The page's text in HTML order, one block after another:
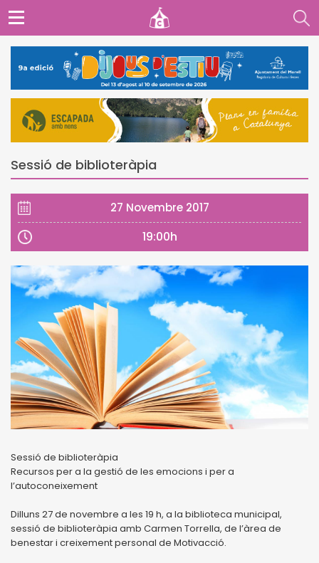
Sessió de biblioteràpia
27 Novembre 2017
19:00h
Sessió de biblioteràpia
Recursos per a la gestió de les emocions i per a
l’autoconeixement
Dilluns 27 de novembre a les 19 h, a la biblioteca municipal,
sessió de biblioteràpia amb Carmen Torrella, de l’àrea de
benestar i creixement personal de Motivacció.